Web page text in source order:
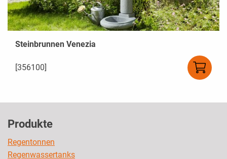
Steinbrunnen Venezia
[356100]
Produkte
Regentonnen
Regenwassertanks